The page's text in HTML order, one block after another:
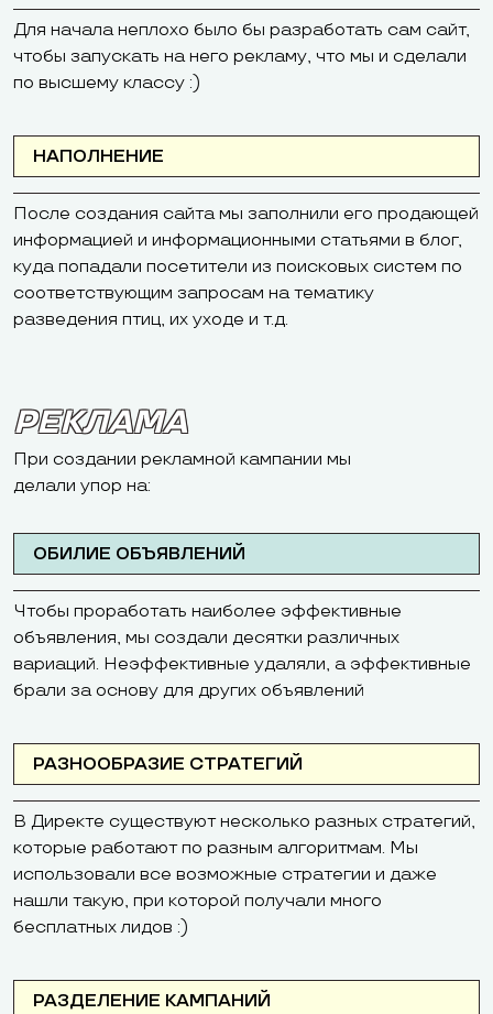
Для начала неплохо было бы разработать сам сайт,
чтобы запускать на него рекламу, что мы и сделали
по высшему классу :)
НАПОЛНЕНИЕ
После создания сайта мы заполнили его продающей
информацией и информационными статьями в блог,
куда попадали посетители из поисковых систем по
соответствующим запросам на тематику
разведения птиц, их уходе и т.д.
РЕКЛАМА
При создании рекламной кампании мы
делали упор на:
ОБИЛИЕ ОБЪЯВЛЕНИЙ
Чтобы проработать наиболее эффективные
объявления, мы создали десятки различных
вариаций. Неэффективные удаляли, а эффективные
брали за основу для других объявлений
РАЗНООБРАЗИЕ СТРАТЕГИЙ
В Директе существуют несколько разных стратегий,
которые работают по разным алгоритмам. Мы
использовали все возможные стратегии и даже
нашли такую, при которой получали много
бесплатных лидов :)
РАЗДЕЛЕНИЕ КАМПАНИЙ